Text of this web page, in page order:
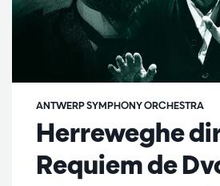
Herreweghe
Requiem de
ANTWERP SYMPHONY ORCHESTRA